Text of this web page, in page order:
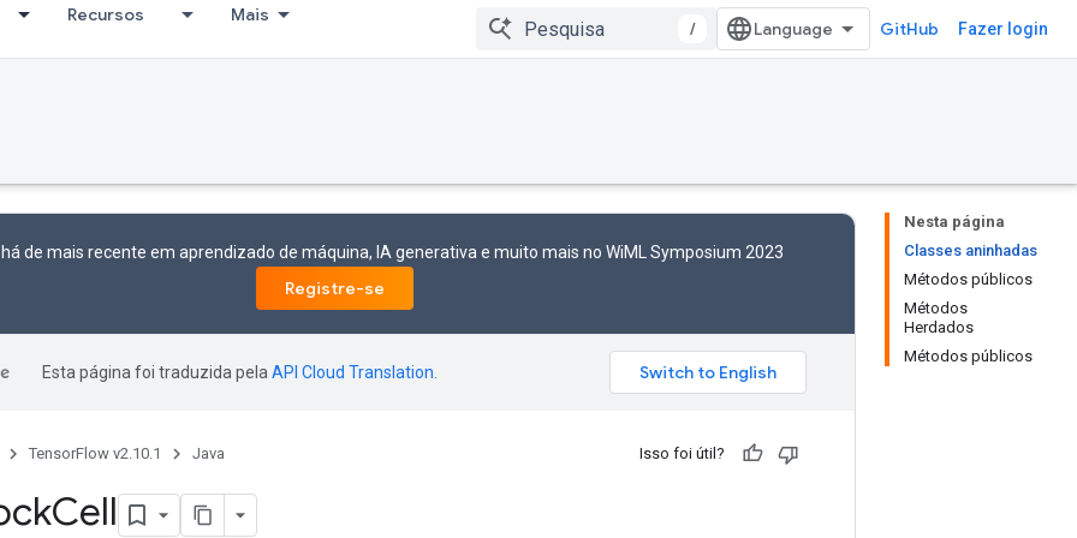
Recursos Mais
/ GitHub Fazer login
Nesta página
Classes aninhadas
Métodos públicos
Métodos
Herdados
Métodos públicos
de mais recente em aprendizado de máquina, IA generativa e muito mais no WiML Symposium 2023
Registre-se
Esta página foi traduzida pela API Cloud Translation
TensorFlow v2.10.1 Java Isso foi útil?
Cell